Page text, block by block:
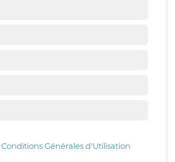
Conditions Générales d'Utilisation